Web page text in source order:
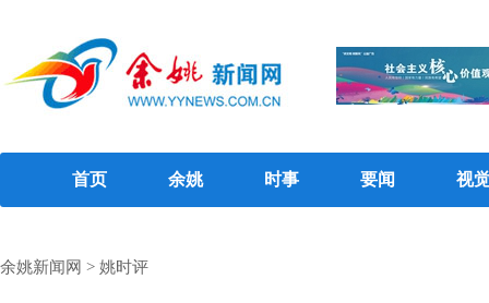
首页 余姚 时事 要闻 视
余姚新闻网 > 姚时评